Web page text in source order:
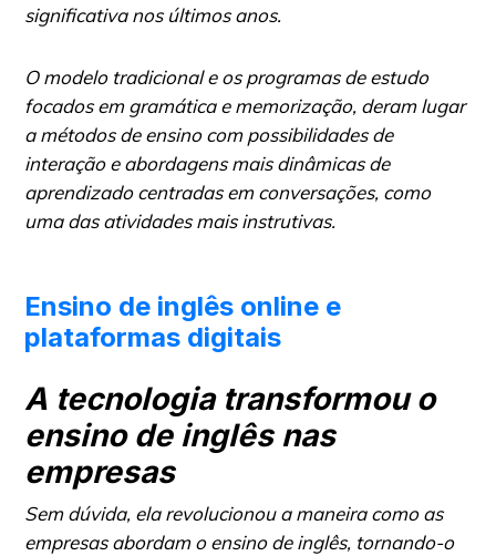
significativa nos últimos anos.
O modelo tradicional e os programas de estudo
focados em gramática e memorização, deram lugar
a métodos de ensino com possibilidades de
interação e abordagens mais dinâmicas de
aprendizado centradas em conversações, como
uma das atividades mais instrutivas.
Ensino de inglês online e
plataformas digitais
A tecnologia transformou o
ensino de inglês nas
empresas
Sem dúvida, ela revolucionou a maneira como as
empresas abordam o ensino de inglês, tornando-o